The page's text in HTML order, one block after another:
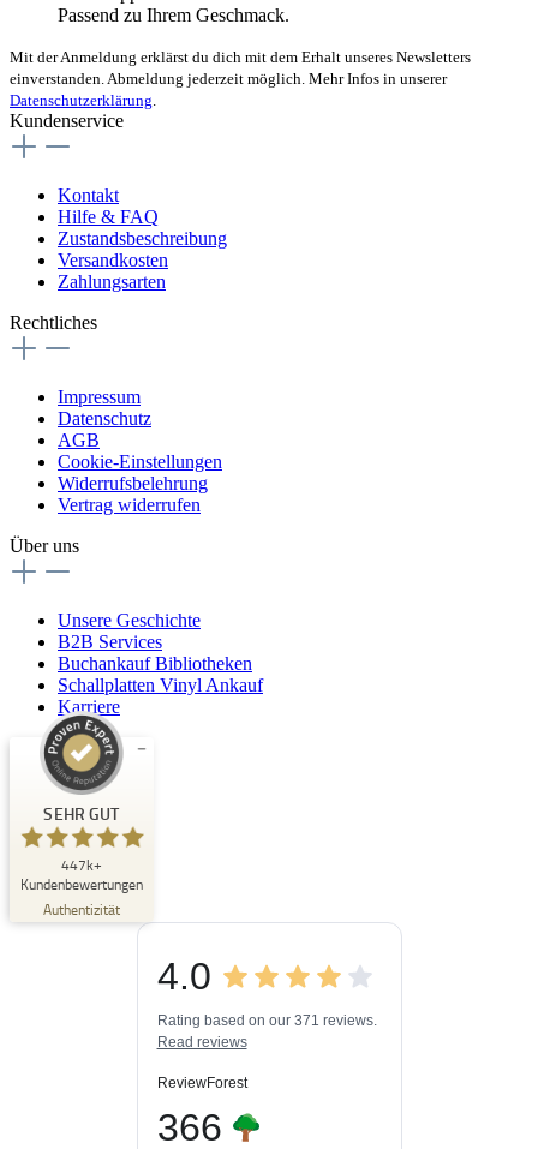
Passend zu Ihrem Geschmack.
Mit der Anmeldung erklärst du dich mit dem Erhalt unseres Newsletters
einverstanden. Abmeldung jederzeit möglich. Mehr Infos in unserer
Datenschutzerklärung
Kundenservice
Kontakt
Hilfe & FAQ
Zustandsbeschreibung
Versandkosten
Zahlungsarten
Rechtliches
Impressum
Datenschutz
AGB
Cookie-Einstellungen
Widerrufsbelehrung
Vertrag widerrufen
Über uns
Unsere Geschichte
B2B Services
Buchankauf Bibliotheken
Schallplatten Vinyl Ankauf
Karriere
SEHR GUT
447k+
Kundenbewertungen
Authentizität
Kundenbewertungen und Erfahrungen zu
SEHR GUT
4,84
/
5,00
3
ProvenExpert.com
Blick aufs ProvenExpert-Profil werfen
03.08.2026
4.0
Rating based on our 371 reviews.
Read reviews
ReviewForest
366